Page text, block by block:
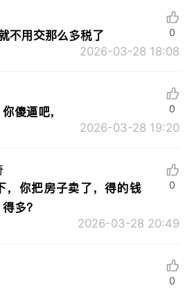
不用交那么多税了
2026-03-28 18:08
0
傻逼吧，
2026-03-28 19:20
0
，你把房子卖了，得的钱
多？
2026-03-28 20:49
0
0